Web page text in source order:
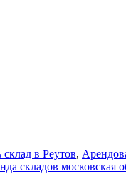
в Реутов,
складов московская